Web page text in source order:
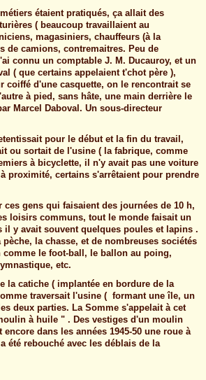
étaient pratiqués, ça allait des
( beaucoup travaillaient au
magasiniers, chauffeurs (à la
de camions, contremaitres. Peu de
connu un comptable J. M. Ducauroy, et un
( que certains appelaient t'chot père ),
coiffé d'une casquette, on le rencontrait se
à pied, sans hâte, une main derrière le
Marcel Daboval. Un sous-directeur
pour le début et la fin du travail,
ou sortait de l'usine ( la fabrique, comme
à bicyclette, il n'y avait pas une voiture
proximité, certains s'arrêtaient pour prendre
gens qui faisaient des journées de 10 h,
loisirs communs, tout le monde faisait un
il y avait souvent quelques poules et lapins .
la chasse, et de nombreuses sociétés
le foot-ball, le ballon au poing,
etc.
la catiche ( implantée en bordure de la
traversait l'usine ( formant une île, un
deux parties. La Somme s'appelait à cet
à huile " . Des vestiges d'un moulin
dans les années 1945-50 une roue à
été rebouché avec les déblais de la